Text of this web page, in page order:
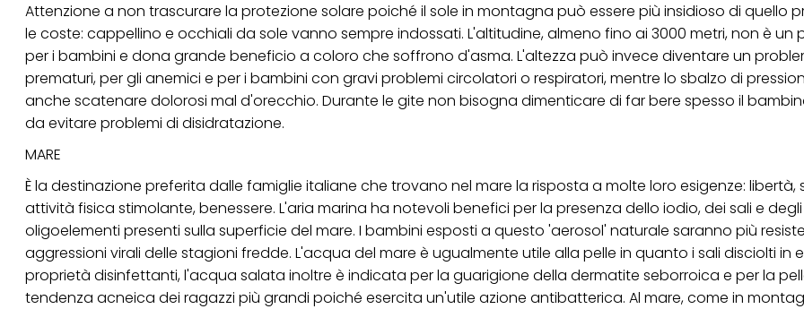
Attenzione a non trascurare la protezione solare poiché il sole in montagna può essere più insidioso di quello
le coste: cappellino e occhiali da sole vanno sempre indossati. L'altitudine, almeno fino ai 3000 metri, non è un
per i bambini e dona grande beneficio a coloro che soffrono d'asma. L'altezza può invece diventare un
prematuri, per gli anemici e per i bambini con gravi problemi circolatori o respiratori, mentre lo sbalzo di
anche scatenare dolorosi mal d'orecchio. Durante le gite non bisogna dimenticare di far bere spesso il
da evitare problemi di disidratazione.
MARE
È la destinazione preferita dalle famiglie italiane che trovano nel mare la risposta a molte loro esigenze: libertà,
attività fisica stimolante, benessere. L'aria marina ha notevoli benefici per la presenza dello iodio, dei sali e degli
oligoelementi presenti sulla superficie del mare. I bambini esposti a questo 'aerosol' naturale saranno più
aggressioni virali delle stagioni fredde. L'acqua del mare è ugualmente utile alla pelle in quanto i sali disciolti in
proprietà disinfettanti, l'acqua salata inoltre è indicata per la guarigione della dermatite seborroica e per la
tendenza acneica dei ragazzi più grandi poiché esercita un'utile azione antibatterica. Al mare, come in
collegata nel piè di pagina (Sezione "Cookie, Pixel, Impronte digitali e tecnologie simili"). Puoi
qualsiasi momento con effetto per il futuro disabilitando i cookie sul nostro sito web nella sezione
collegata nel piè di pagina. Per ulteriori informazioni sui cookie utilizzati su questo sito Web, in
periodo di conservazione, consultare le informazioni dettagliate su ciascun cookie disponibili
"modifica" di seguito".
Se fai clic su "Modifica" potrai trovare maggiori informazioni sul trattamento dei tuoi dati / sull'uso